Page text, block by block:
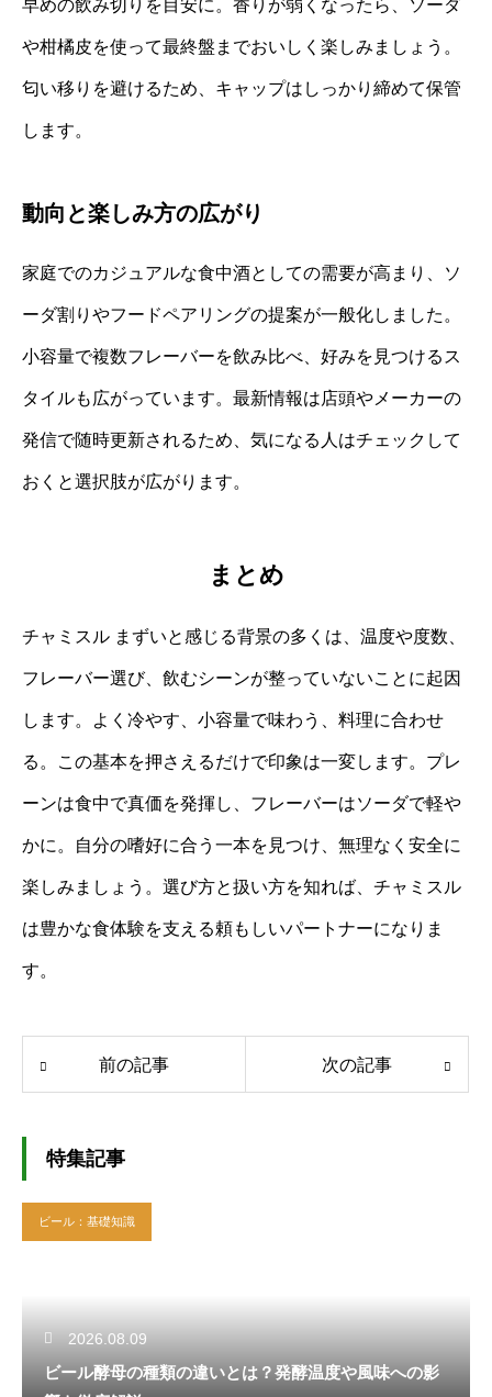
早めの飲み切りを目安に。香りが弱くなったら、ソーダ
や柑橘皮を使って最終盤までおいしく楽しみましょう。
匂い移りを避けるため、キャップはしっかり締めて保管
します。
動向と楽しみ方の広がり
家庭でのカジュアルな食中酒としての需要が高まり、ソ
ーダ割りやフードペアリングの提案が一般化しました。
小容量で複数フレーバーを飲み比べ、好みを見つけるス
タイルも広がっています。最新情報は店頭やメーカーの
発信で随時更新されるため、気になる人はチェックして
おくと選択肢が広がります。
まとめ
チャミスル まずいと感じる背景の多くは、温度や度数、
フレーバー選び、飲むシーンが整っていないことに起因
します。よく冷やす、小容量で味わう、料理に合わせ
る。この基本を押さえるだけで印象は一変します。プレ
ーンは食中で真価を発揮し、フレーバーはソーダで軽や
かに。自分の嗜好に合う一本を見つけ、無理なく安全に
楽しみましょう。選び方と扱い方を知れば、チャミスル
は豊かな食体験を支える頼もしいパートナーになりま
す。
前の記事 次の記事
特集記事
ビール：基礎知識
2026.08.09
ビール酵母の種類の違いとは？発酵温度や風味への影